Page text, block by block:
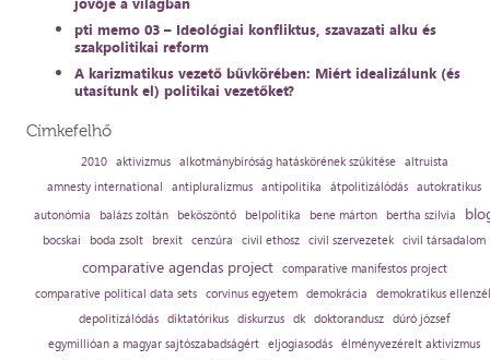
pti memo 03 – Ideológiai konfliktus, szavazati alku és
szakpolitikai reform
A karizmatikus vezető bűvkörében: Miért idealizálunk (és
utasítunk el) politikai vezetőket?
Címkefelhő
2010 aktivizmus alkotmánybíróság hatáskörének szűkítése
altruista
amnesty international
antipluralizmus antipolitika átpolitizálódás autokratikus
autonómia
balázs zoltán beköszöntő belpolitika bene márton bertha szilvia
bocskai boda zsolt brexit cenzúra civil ethosz civil szervezetek civil társadalom
comparative agendas project
comparative manifestos project
comparative political data sets corvinus egyetem demokrácia
demokratikus
depolitizálódás diktatórikus diskurzus dk doktorandusz dúró józsef
egymillióan a magyar sajtószabadságért eljogiasodás élményvezérelt aktivizmus